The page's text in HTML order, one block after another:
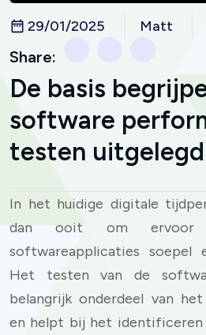
29/01/2025 Matt
Share:
De basis
software
testen uitgelegd
In het huidige digitale
dan ooit om
softwareapplicaties soepel
Het testen van de
belangrijk onderdeel van
en helpt bij het identificeren